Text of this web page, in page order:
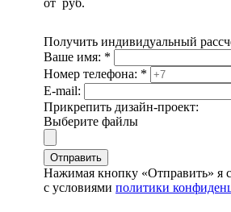
Получить индивидуальный
Ваше имя: *
Номер телефона: *
E-mail:
Прикрепить дизайн-проект:
Выберите файлы
Отправить
Нажимая кнопку «Отправить» я
с условиями политики